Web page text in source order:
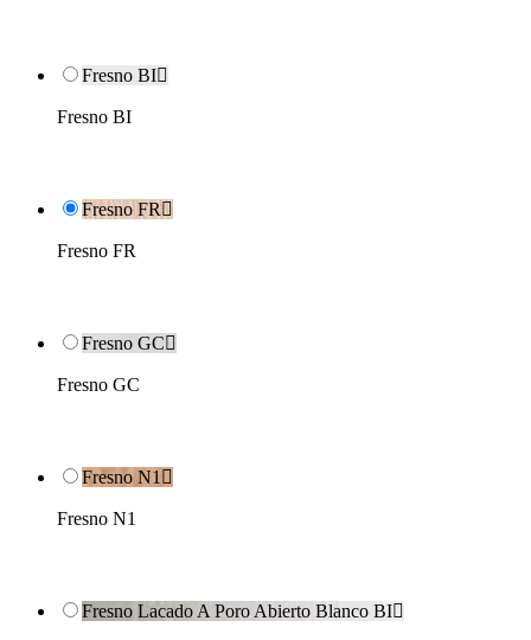
Fresno BI
Fresno BI
Fresno FR 
Fresno FR
Fresno GC
Fresno GC
Fresno N1 
Fresno N1
Fresno Lacado A Poro Abierto Blanco BI